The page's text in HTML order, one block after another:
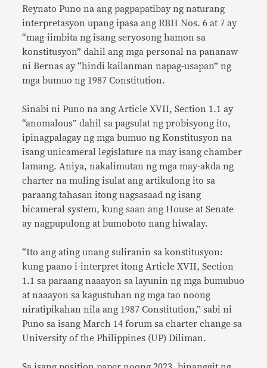
Reynato Puno na ang pagpapatibay ng naturang
interpretasyon upang ipasa ang RBH Nos. 6 at 7 ay
“mag-iimbita ng isang seryosong hamon sa
konstitusyon” dahil ang mga personal na pananaw
ni Bernas ay “hindi kailanman napag-usapan” ng
mga bumuo ng 1987 Constitution.
Sinabi ni Puno na ang Article XVII, Section 1.1 ay
“anomalous” dahil sa pagsulat ng probisyong ito,
ipinagpalagay ng mga bumuo ng Konstitusyon na
isang unicameral legislature na may isang chamber
lamang. Aniya, nakalimutan ng mga may-akda ng
charter na muling isulat ang artikulong ito sa
paraang tahasan itong nagsasaad ng isang
bicameral system, kung saan ang House at Senate
ay nagpupulong at bumoboto nang hiwalay.
“Ito ang ating unang suliranin sa konstitusyon:
kung paano i-interpret itong Article XVII, Section
1.1 sa paraang naaayon sa layunin ng mga bumubuo
at naaayon sa kagustuhan ng mga tao noong
niratipikahan nila ang 1987 Constitution,” sabi ni
Puno sa isang March 14 forum sa charter change sa
University of the Philippines (UP) Diliman.